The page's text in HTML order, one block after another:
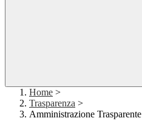
Home >
Trasparenza >
Amministrazione Trasparente